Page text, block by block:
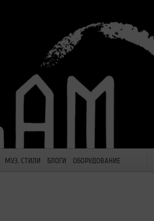
МУЗ. СТИЛИ БЛОГИ ОБОРУДОВАНИЕ